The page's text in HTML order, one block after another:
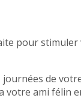
pour
de
votre ami félin